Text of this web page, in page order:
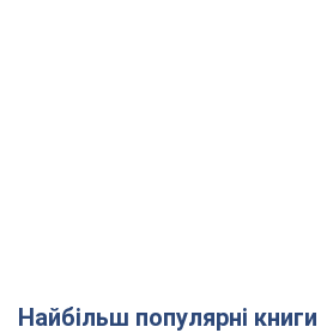
Найбільш популярні книги